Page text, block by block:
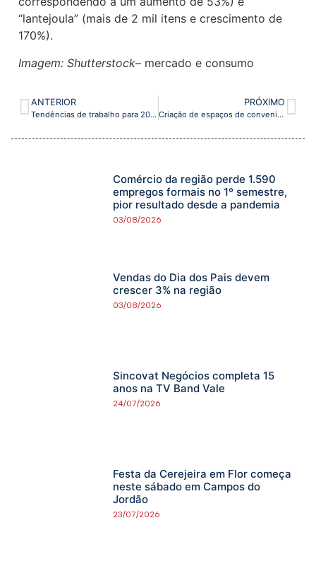
“lantejoula” (mais de 2 mil itens e crescimento de
170%).
Imagem: Shutterstock– mercado e consumo
ANTERIOR
Tendências de trabalho para 2024: adaptação e inovação necessárias
PRÓXIMO
Criação de espaços de conveniência atrai consumidor a lojas pop-up
Comércio da região perde 1.590
empregos formais no 1º semestre,
pior resultado desde a pandemia
03/08/2026
Vendas do Dia dos Pais devem
crescer 3% na região
03/08/2026
Sincovat Negócios completa 15
anos na TV Band Vale
24/07/2026
Festa da Cerejeira em Flor começa
neste sábado em Campos do
Jordão
23/07/2026